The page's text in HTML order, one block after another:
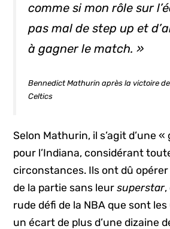
comme si mon rôle sur
pas mal destep up et
à gagner le match. »
Bennedict Mathurin après la victoire
Celtics
Selon Mathurin, il s’agit d’une
pour l’Indiana, considérant
circonstances. Ils ont dû
de la partie sans leursuperstar,
rude défi de la NBA que sont
un écart de plus d’une dizaine